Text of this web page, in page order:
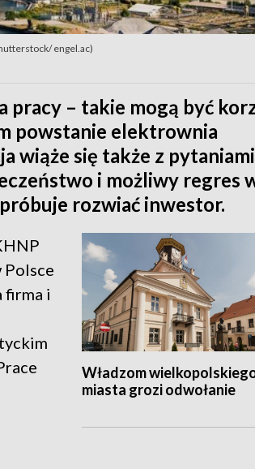
engel.ac)
pracy – takie mogą być
powstanie elektrownia
wiąże się także z
i możliwy regres
rozwiać inwestor.
Władzom
miasta grozi odwołanie
Polsce
firma i